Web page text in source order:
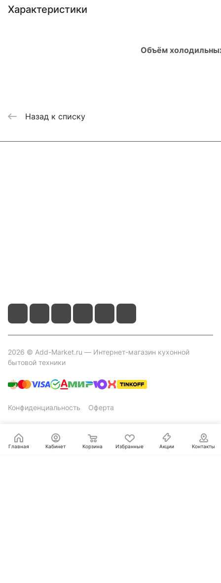
Характеристики
Объём
Назад к списку
2026 © Add-Market.ru — Интернет-магазин кухонной
бытовой техники
Конфиденциальность Оферта
Главная Кабинет Корзина Избранные Акции Контакты